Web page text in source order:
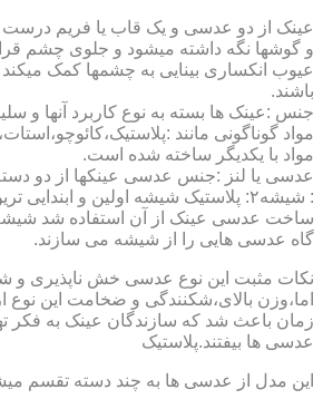
عینک از دو عدسی و یک قاب یا فریم
و گوشها نگه داشته میشود و جلوی چشم
عیوب انکساری بینایی به چشمها کمک میکند
باشند.
جنس :عینک ها بسته به نوع کاربرد آنها و
مواد گوناگونی مانند
مواد با یکدیگر ساخته شده است.
: شیشه۲: پلاستیک شیشه اولین و ابندایی
ساخت عدسی عینک از آن استفاده شد شیشه
گاه عدسی هایی را از شیشه می سازند.
نکات مثبت این نوع عدسی خش ناپذیری و
اما،وزن بالای،شکنندگی و ضخامت این
زمان باعث شد که سازندگان عینک به فکر
عدسی ها بیفتند.پلاستیک
این مدل از عدسی ها به چند دسته تقسم